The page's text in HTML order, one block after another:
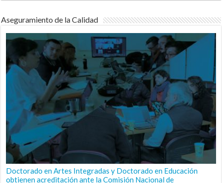
Aseguramiento de la Calidad
Doctorado en Artes Integradas y Doctorado en Educación
obtienen acreditación ante la Comisión Nacional de